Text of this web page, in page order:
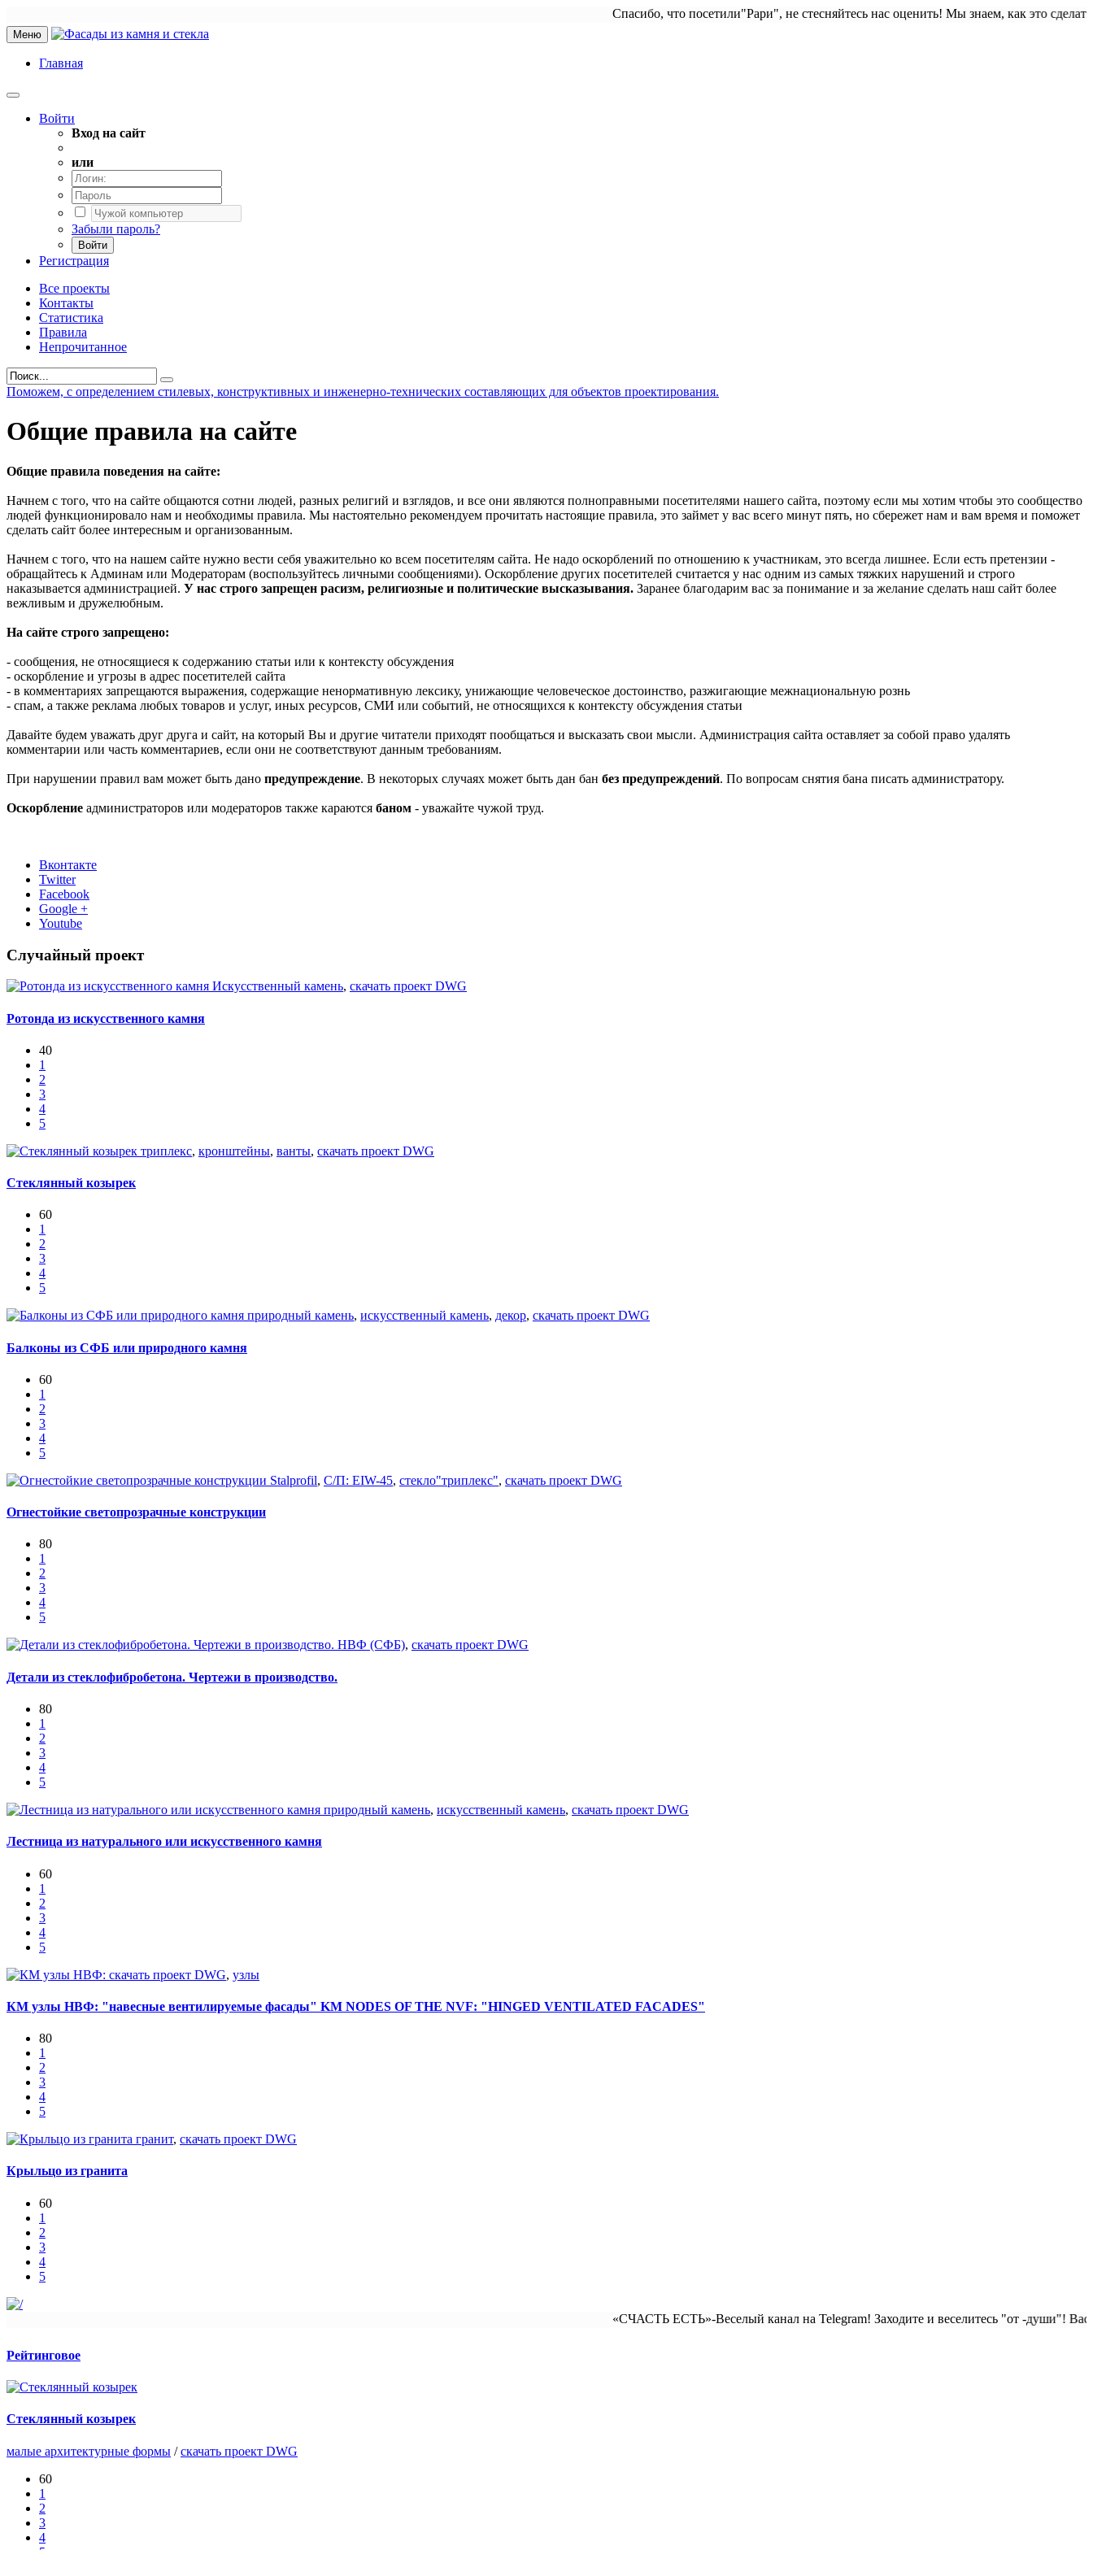
Спасибо, что посетили"Рари", не стесняйтесь нас оценить! Мы знаем, как это сделать из
Меню
Главная
Войти
Вход на сайт
или
Забыли пароль?
Войти
Регистрация
Все проекты
Контакты
Статистика
Правила
Непрочитанное
Поможем, с определением стилевых, конструктивных и инженерно-технических составляющих для объектов проектирования.
Общие правила на сайте
Общие правила поведения на сайте:
Начнем с того, что на сайте общаются сотни людей, разных религий и взглядов, и все они являются полноправными посетителями нашего сайта, поэтому если мы хотим чтобы это сообщество
людей функционировало нам и необходимы правила. Мы настоятельно рекомендуем прочитать настоящие правила, это займет у вас всего минут пять, но сбережет нам и вам время и поможет
сделать сайт более интересным и организованным.
Начнем с того, что на нашем сайте нужно вести себя уважительно ко всем посетителям сайта. Не надо оскорблений по отношению к участникам, это всегда лишнее. Если есть претензии -
обращайтесь к Админам или Модераторам (воспользуйтесь личными сообщениями). Оскорбление других посетителей считается у нас одним из самых тяжких нарушений и строго
наказывается администрацией. У нас строго запрещен расизм, религиозные и политические высказывания. Заранее благодарим вас за понимание и за желание сделать наш сайт более
вежливым и дружелюбным.
На сайте строго запрещено:
- сообщения, не относящиеся к содержанию статьи или к контексту обсуждения
- оскорбление и угрозы в адрес посетителей сайта
- в комментариях запрещаются выражения, содержащие ненормативную лексику, унижающие человеческое достоинство, разжигающие межнациональную рознь
- спам, а также реклама любых товаров и услуг, иных ресурсов, СМИ или событий, не относящихся к контексту обсуждения статьи
Давайте будем уважать друг друга и сайт, на который Вы и другие читатели приходят пообщаться и высказать свои мысли. Администрация сайта оставляет за собой право удалять
комментарии или часть комментариев, если они не соответствуют данным требованиям.
При нарушении правил вам может быть дано предупреждение. В некоторых случаях может быть дан бан без предупреждений. По вопросам снятия бана писать администратору.
Оскорбление администраторов или модераторов также караются баном - уважайте чужой труд.
Вконтакте
Twitter
Facebook
Google +
Youtube
Случайный проект
Искусственный камень, скачать проект DWG
Ротонда из искусственного камня
40
1
2
3
4
5
триплекс, кронштейны, ванты, скачать проект DWG
Стеклянный козырек
60
1
2
3
4
5
природный камень, искусственный камень, декор, скачать проект DWG
Балконы из СФБ или природного камня
60
1
2
3
4
5
Stalprofil, С/П: EIW-45, стекло"триплекс", скачать проект DWG
Огнестойкие светопрозрачные конструкции
80
1
2
3
4
5
НВФ (СФБ), скачать проект DWG
Детали из стеклофибробетона. Чертежи в производство.
80
1
2
3
4
5
природный камень, искусственный камень, скачать проект DWG
Лестница из натурального или искусственного камня
60
1
2
3
4
5
скачать проект DWG, узлы
КМ узлы НВФ: "навесные вентилируемые фасады" KM NODES OF THE NVF: "HINGED VENTILATED FACADES"
80
1
2
3
4
5
гранит, скачать проект DWG
Крыльцо из гранита
60
1
2
3
4
5
«СЧАСТЬ ЕСТЬ»-Веселый канал на Telegram! Заходите и веселитесь "от -души"! Вас ждут
Рейтинговое
Стеклянный козырек
малые архитектурные формы /скачать проект DWG
60
1
2
3
4